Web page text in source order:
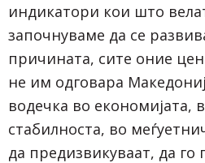
индикатори кои што
започнуваме да се
причината, сите оние
не им одговара
водечка во економијата,
стабилноста, во
да предизвикуваат, да го